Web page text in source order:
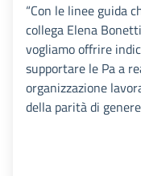
“Con le linee guida
collega Elena
vogliamo offrire
supportare le Pa a
organizzazione
della parità di